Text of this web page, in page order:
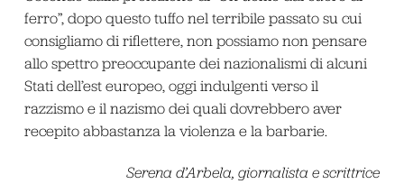
ferro”, dopo questo tuffo nel terribile passato su cui
consigliamo di riflettere, non possiamo non pensare
allo spettro preoccupante dei nazionalismi di alcuni
Stati dell’est europeo, oggi indulgenti verso il
razzismo e il nazismo dei quali dovrebbero aver
recepito abbastanza la violenza e la barbarie.
Serena d’Arbela, giornalista e scrittrice